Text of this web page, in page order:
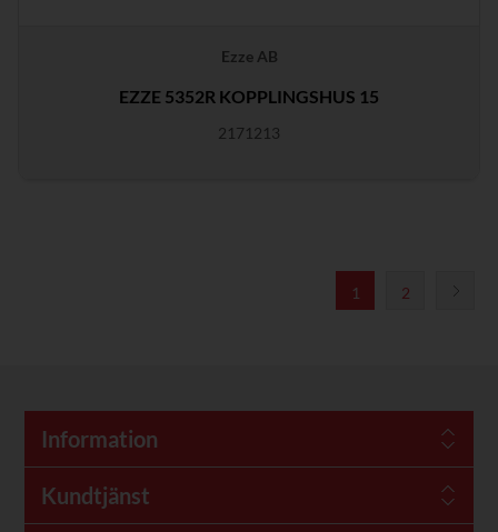
Ezze AB
EZZE 5352R KOPPLINGSHUS 15
2171213
1 2
Information
Kundtjänst